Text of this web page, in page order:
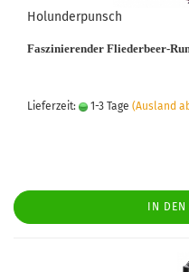
Holunderpunsch
Faszinierender Fliederbeer-
Lieferzeit: 1-3 Tage (Ausland
IN